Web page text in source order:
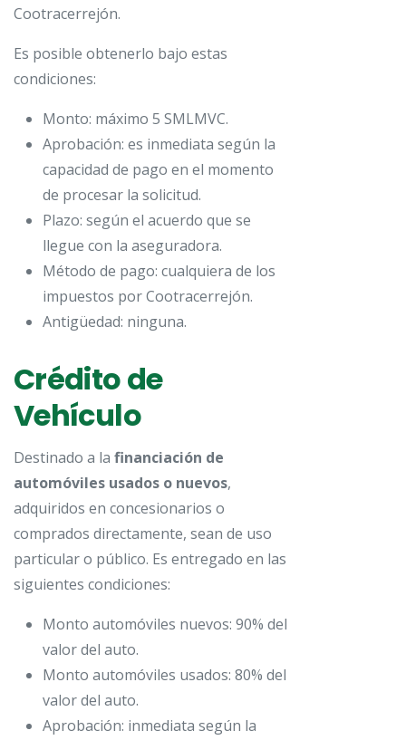
Cootracerrejón.
Es posible obtenerlo bajo estas
condiciones:
Monto: máximo 5 SMLMVC.
Aprobación: es inmediata según la
capacidad de pago en el momento
de procesar la solicitud.
Plazo: según el acuerdo que se
llegue con la aseguradora.
Método de pago: cualquiera de los
impuestos por Cootracerrejón.
Antigüedad: ninguna.
Crédito de
Vehículo
Destinado a la financiación de
automóviles usados o nuevos,
adquiridos en concesionarios o
comprados directamente, sean de uso
particular o público. Es entregado en las
siguientes condiciones:
Monto automóviles nuevos: 90% del
valor del auto.
Monto automóviles usados: 80% del
valor del auto.
Aprobación: inmediata según la